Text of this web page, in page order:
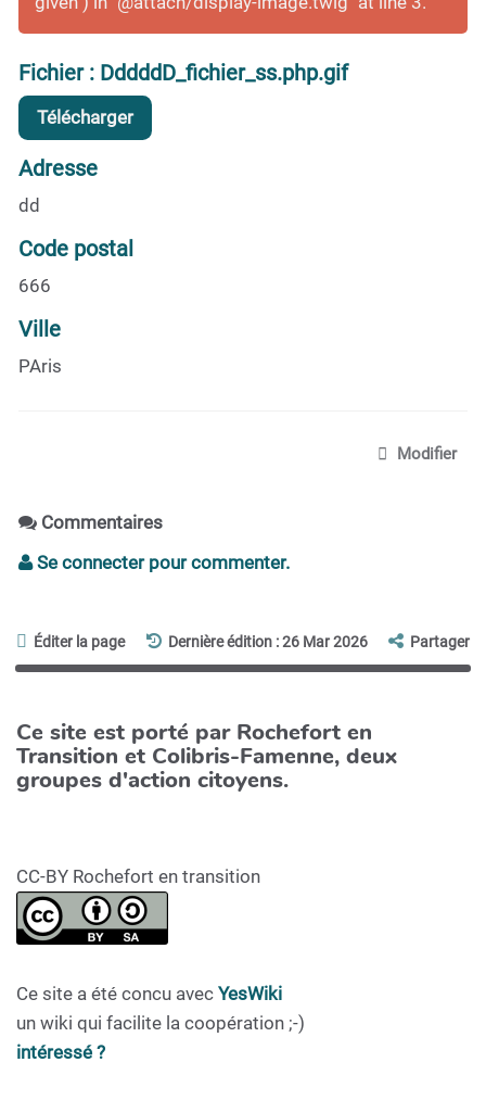
Fichier : DddddD_fichier_ss.php.gif
Télécharger
Adresse
dd
Code postal
666
Ville
PAris
Modifier
Commentaires
Se connecter pour commenter.
Éditer la page Dernière édition : 26 Mar 2026 Partager
Ce site est porté par Rochefort en
Transition et Colibris-Famenne, deux
groupes d'action citoyens.
CC-BY Rochefort en transition
Ce site a été concu avec YesWiki
un wiki qui facilite la coopération ;-)
intéressé ?